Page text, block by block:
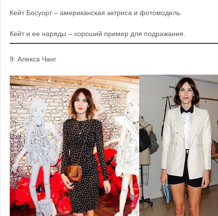
Кейт Босуорт – американская актриса и фотомодель.
Кейт и ее наряды – хороший пример для подражания.
9. Алекса Чанг